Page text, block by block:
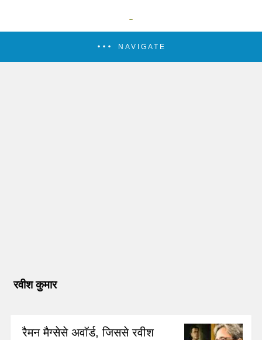
NAVIGATE
रवीश कुमार
रैमन मैग्सेसे अवॉर्ड, जिससे रवीश